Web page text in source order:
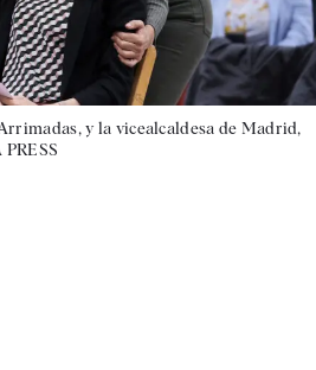
y la vicealcaldesa de Madrid,
PRESS